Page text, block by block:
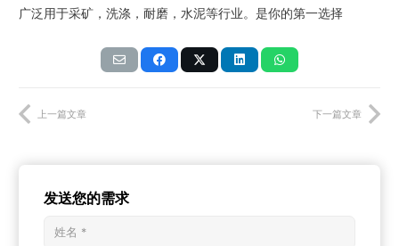
广泛用于采矿，洗涤，耐磨，水泥等行业。是你的第一选择
上一篇文章 下一篇文章
发送您的需求